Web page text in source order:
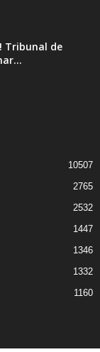
Tribunal de
10507
2765
2532
1447
1346
1332
1160